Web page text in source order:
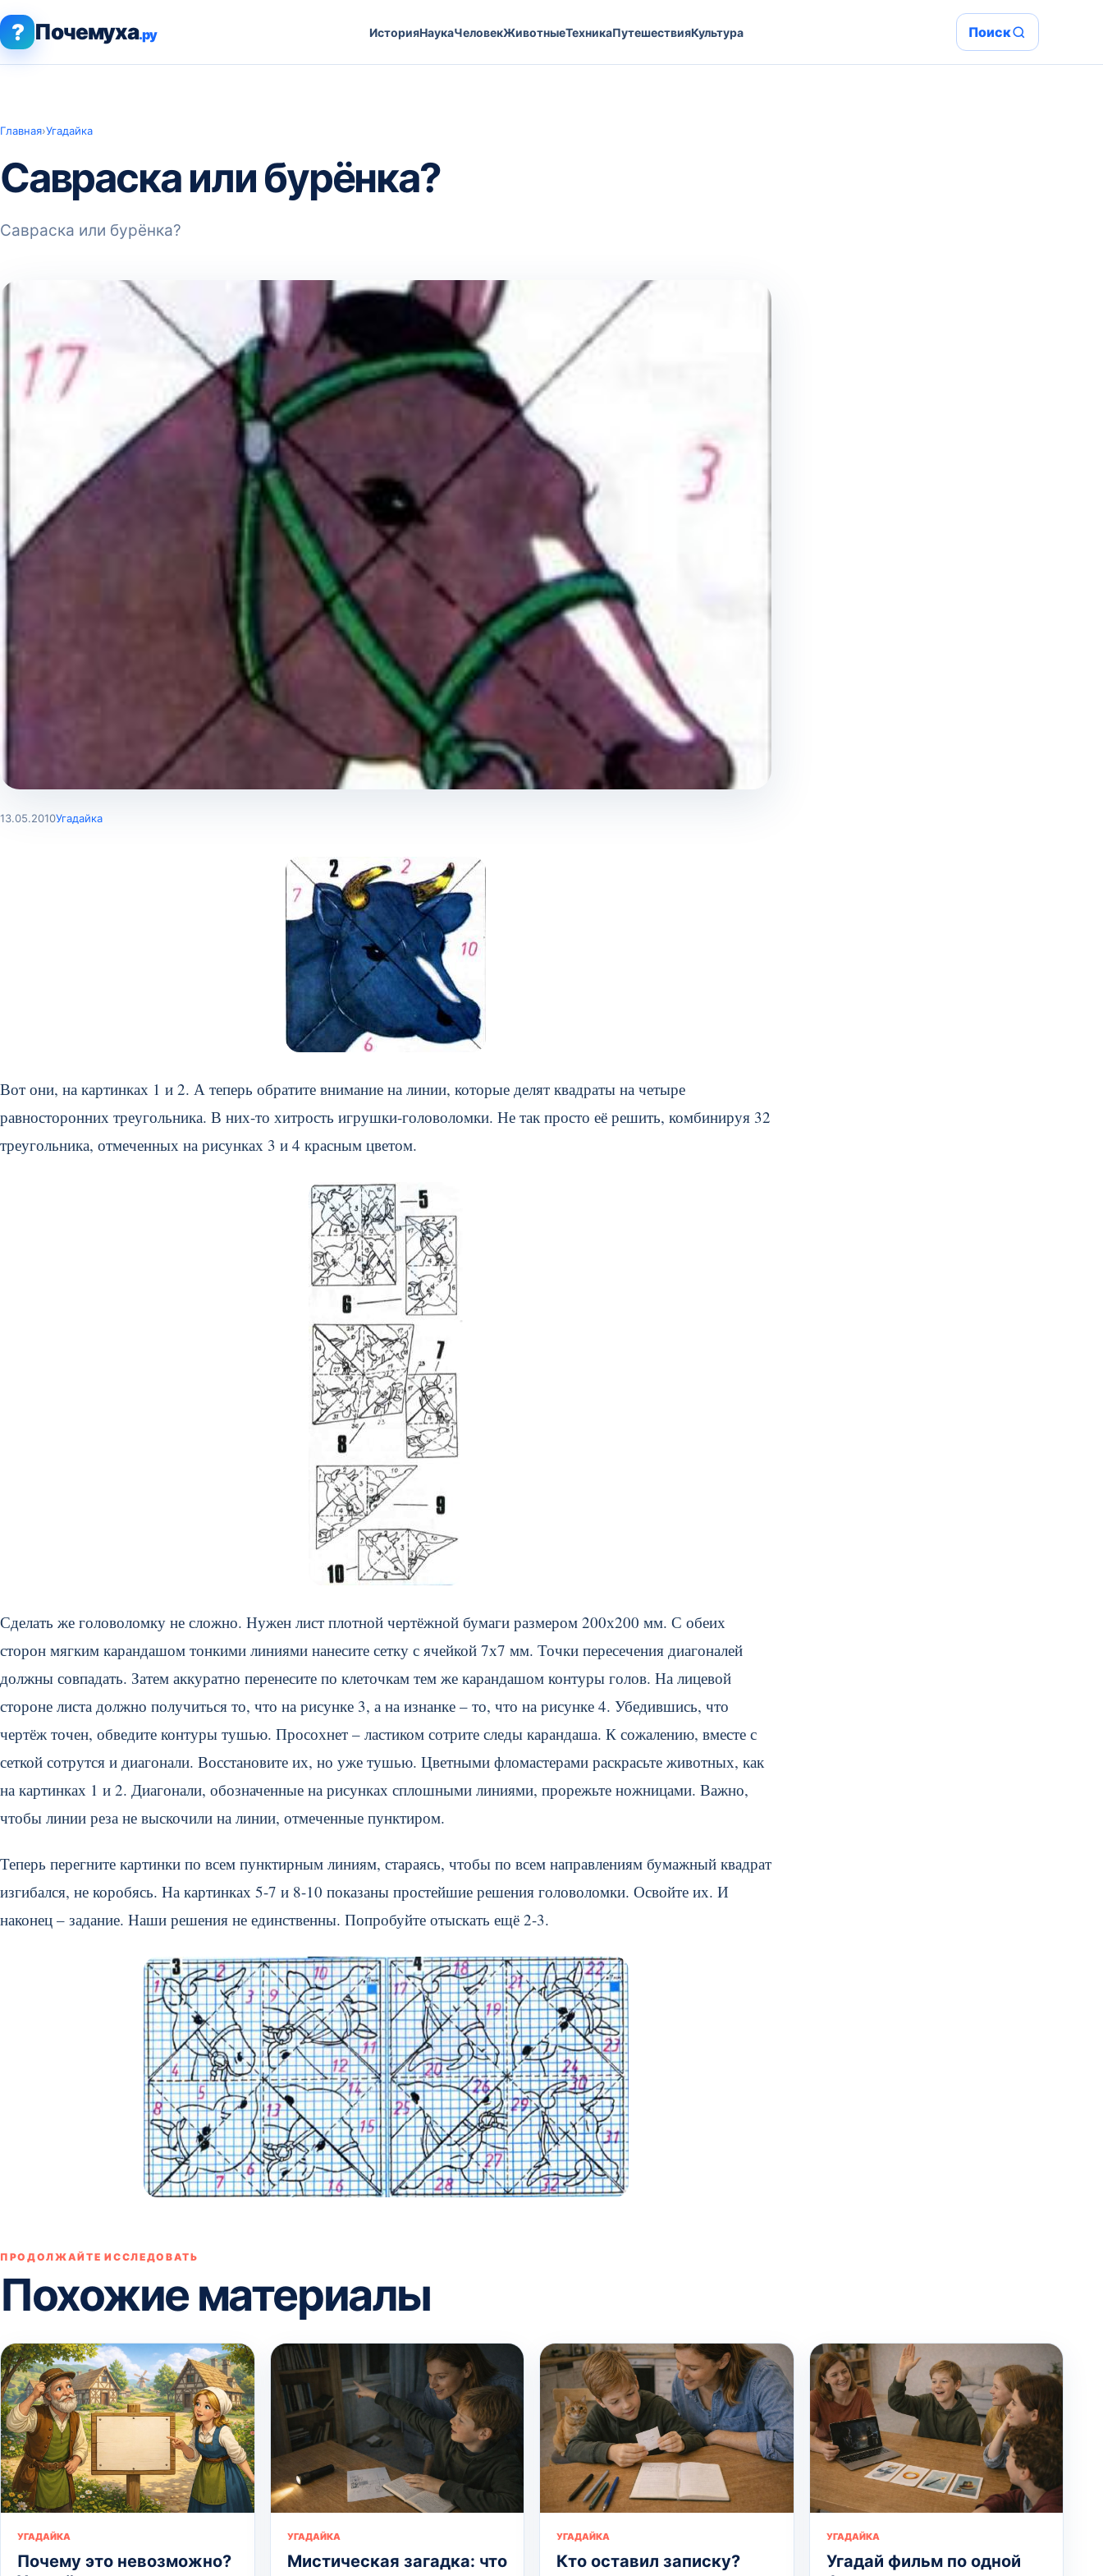
? Почемуха.ру ИсторияНаукаЧеловекЖивотныеТехникаПутешествияКультура Поиск
Главная›Угадайка
Савраска или бурёнка?
Савраска или бурёнка?
13.05.2010Угадайка
Вот они, на картинках 1 и 2. А теперь обратите внимание на линии, которые делят квадраты на четыре
равносторонних треугольника. В них-то хитрость игрушки-головоломки. Не так просто её решить, комбинируя 32
треугольника, отмеченных на рисунках 3 и 4 красным цветом.
Сделать же головоломку не сложно. Нужен лист плотной чертёжной бумаги размером 200х200 мм. С обеих
сторон мягким карандашом тонкими линиями нанесите сетку с ячейкой 7х7 мм. Точки пересечения диагоналей
должны совпадать. Затем аккуратно перенесите по клеточкам тем же карандашом контуры голов. На лицевой
стороне листа должно получиться то, что на рисунке 3, а на изнанке – то, что на рисунке 4. Убедившись, что
чертёж точен, обведите контуры тушью. Просохнет – ластиком сотрите следы карандаша. К сожалению, вместе с
сеткой сотрутся и диагонали. Восстановите их, но уже тушью. Цветными фломастерами раскрасьте животных, как
на картинках 1 и 2. Диагонали, обозначенные на рисунках сплошными линиями, прорежьте ножницами. Важно,
чтобы линии реза не выскочили на линии, отмеченные пунктиром.
Теперь перегните картинки по всем пунктирным линиям, стараясь, чтобы по всем направлениям бумажный квадрат
изгибался, не коробясь. На картинках 5-7 и 8-10 показаны простейшие решения головоломки. Освойте их. И
наконец – задание. Наши решения не единственны. Попробуйте отыскать ещё 2-3.
ПРОДОЛЖАЙТЕ ИССЛЕДОВАТЬ
Похожие материалы
УГАДАЙКА
Почему это невозможно?
УГАДАЙКА
Мистическая загадка: что
УГАДАЙКА
Кто оставил записку?
УГАДАЙКА
Угадай фильм по одной